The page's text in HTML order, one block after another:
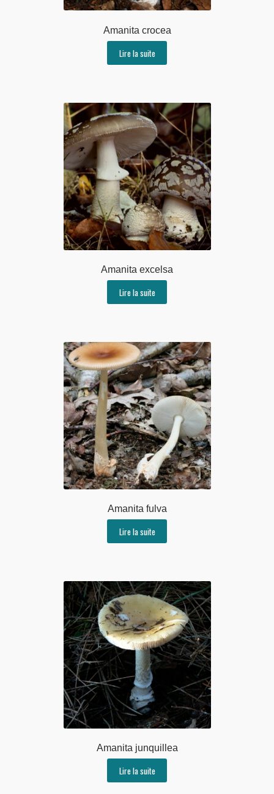
Amanita crocea
Lire la suite
Amanita excelsa
Lire la suite
Amanita fulva
Lire la suite
Amanita junquillea
Lire la suite